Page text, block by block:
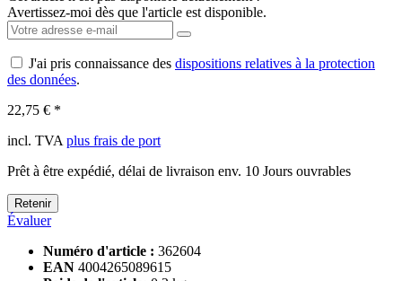
J'ai pris connaissance des dispositions relatives à la protection
des données
22,75 € *
incl. TVA
Prêt à être expédié, délai de livraison env. 10 Jours ouvrables
Retenir
Évaluer
Numéro d'article :
EAN4004265089615
Poids de l'article:0,2 kg